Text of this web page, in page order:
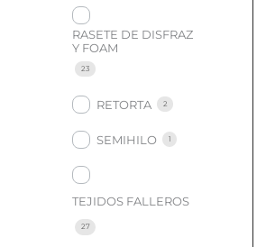
RASETE DE DISFRAZ
Y FOAM
23
RETORTA 2
SEMIHILO 1
TEJIDOS FALLEROS
27